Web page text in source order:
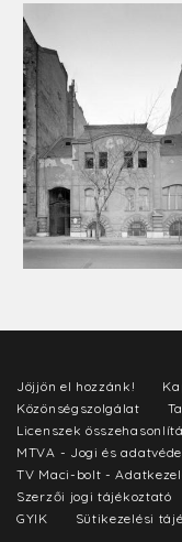
Jöjjön el hozzánk!
Közönségszolgálat
Licenszek
MTVA - Jogi és
TV Maci-bolt -
Szerzői jogi tájékoztató
GYIK
Sütikezelési